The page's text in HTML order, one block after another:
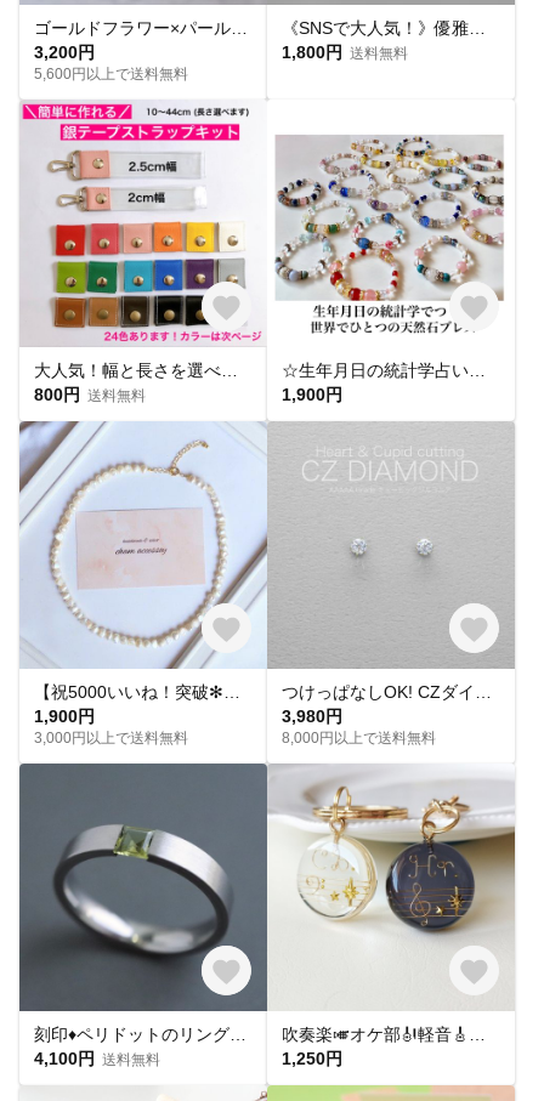
3,200円
5,600円以上で送料無料
1,800円 送料無料
800円 送料無料
1,900円
1,900円
3,000円以上で送料無料
3,980円
8,000円以上で送料無料
4,100円 送料無料
1,250円